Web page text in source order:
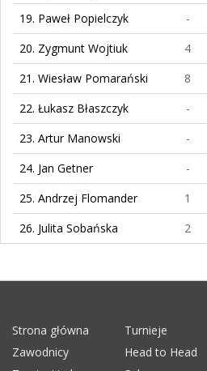
19. Paweł Popielczyk
-
20. Zygmunt Wojtiuk
4
21. Wiesław Pomarański
8
22. Łukasz Błaszczyk
-
23. Artur Manowski
-
24. Jan Getner
-
25. Andrzej Flomander
1
26. Julita Sobańska
2
Strona główna Turnieje
Zawodnicy
Head to Head